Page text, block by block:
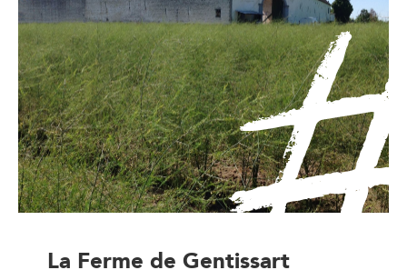
La Ferme de Gentissart